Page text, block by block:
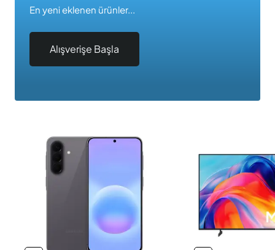
En yeni eklenen ürünler...
Alışverişe Başla